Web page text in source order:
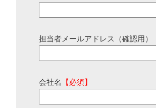
担当者メールアドレス（確認用）
会社名 【必須】